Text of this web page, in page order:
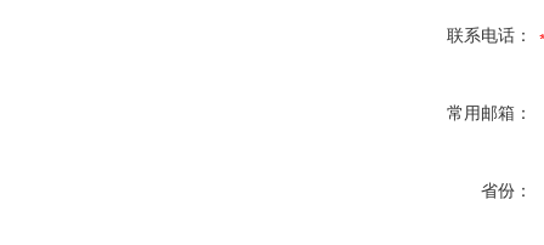
联系电话：
常用邮箱：
省份：